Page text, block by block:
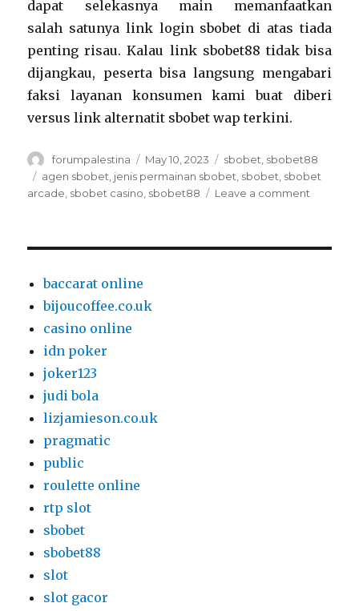
dapat selekasnya main memanfaatkan
salah satunya link login sbobet di atas tiada
penting risau. Kalau link sbobet88 tidak bisa
dijangkau, peserta bisa langsung mengabari
faksi layanan konsumen kami buat diberi
versus link alternatit sbobet wap terkini.
Author
forumpalestina
Posted
on
May 10, 2023 Categories
sbobet sbobet88
Tags
agen sbobet jenis permainan sbobet sbobet sbobet
arcade sbobet casino sbobet88 Leave a comment
baccarat online
bijoucoffee.co.uk
casino online
idn poker
joker123
judi bola
lizjamieson.co.uk
pragmatic
public
roulette online
rtp slot
sbobet
sbobet88
slot
slot gacor